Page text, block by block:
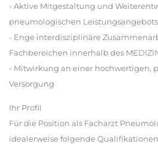
- Aktive Mitgestaltung und
pneumologischen Leistungsangebots
- Enge interdisziplinäre
Fachbereichen innerhalb des
- Mitwirkung an einer hochwertigen,
Versorgung
Ihr Profil
Für die Position als Facharzt
idealerweise folgende